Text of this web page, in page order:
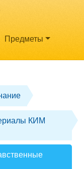
Предметы
КИМ